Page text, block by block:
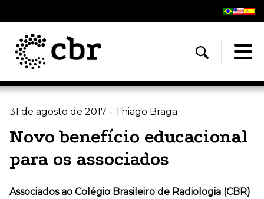
31 de agosto de 2017 - Thiago Braga
Novo benefício educacional
para os associados
Associados ao Colégio Brasileiro de Radiologia (CBR)